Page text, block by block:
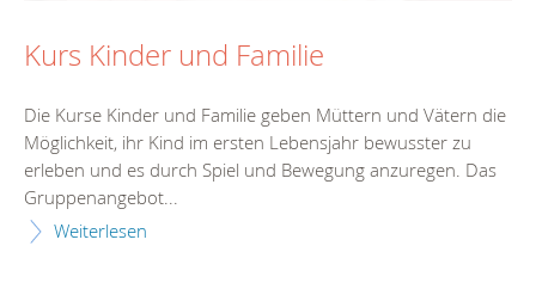
Kurs Kinder und Familie
Die Kurse Kinder und Familie geben Müttern und Vätern die
Möglichkeit, ihr Kind im ersten Lebensjahr bewusster zu
erleben und es durch Spiel und Bewegung anzuregen. Das
Gruppenangebot...
Weiterlesen